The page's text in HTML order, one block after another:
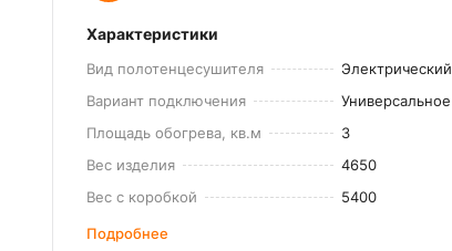
Характеристики
Вид полотенцесушителя
Электрический
Вариант подключения
Универсальное
Площадь обогрева, кв.м
3
Вес изделия
4650
Вес с коробкой
5400
Подробнее